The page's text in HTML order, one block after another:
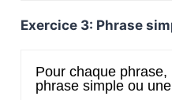
Exercice 3: Phrase